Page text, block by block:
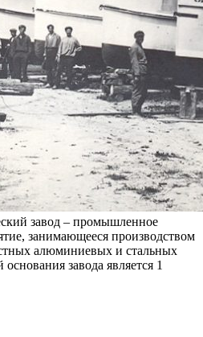
завод – промышленное
занимающееся производством
алюминиевых и стальных
завода является 1